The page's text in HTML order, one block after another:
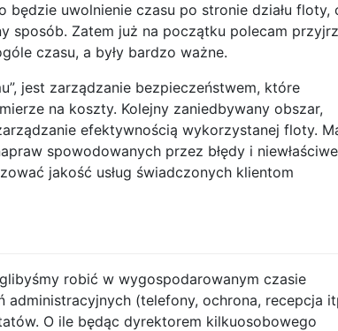
uwolnienie czasu po stronie działu floty,
sposób. Zatem już na początku polecam
czasu, a były bardzo ważne.
jest zarządzanie bezpieczeństwem, które
na koszty. Kolejny zaniedbywany obszar,
efektywnością wykorzystanej floty.
spowodowanych przez błędy i niewłaściwe
jakość usług świadczonych klientom
robić w wygospodarowanym czasie
administracyjnych (telefony, ochrona, recepcja
O ile będąc dyrektorem kilkuosobowego